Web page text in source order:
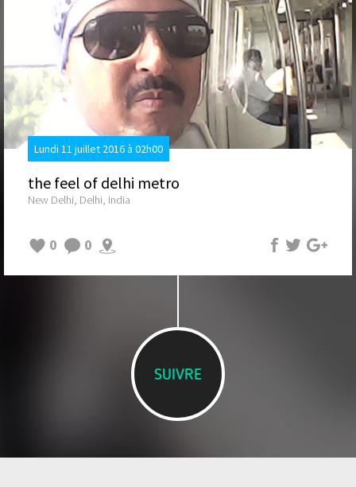
Lundi 11 juillet 2016 à 02h00
the feel of delhi metro
New Delhi, Delhi, India
0 0
SUIVRE